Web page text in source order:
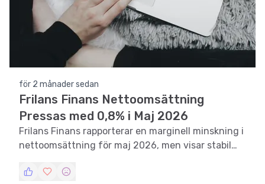
för 2 månader sedan
Frilans Finans Nettoomsättning
Pressas med 0,8% i Maj 2026
Frilans Finans rapporterar en marginell minskning i
nettoomsättning för maj 2026, men visar stabil